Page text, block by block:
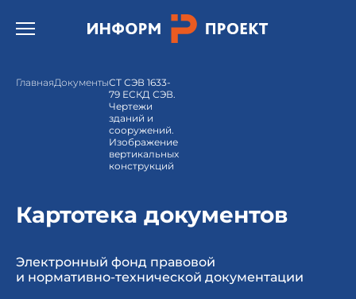
Открыть бургер меню.
ГлавнаяДокументыСТ СЭВ 1633-
79 ЕСКД СЭВ.
Чертежи
зданий и
сооружений.
Изображение
вертикальных
конструкций
Картотека документов
Электронный фонд правовой
и нормативно-технической документации